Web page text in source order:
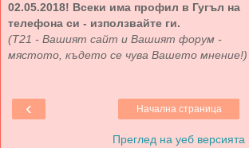
02.05.2018! Всеки има профил в Гугъл на
телефона си - използвайте ги.
(Т21 - Вашият сайт и Вашият форум -
мястото, където се чува Вашето мнение!)
‹ Начална страница
Преглед на уеб версията